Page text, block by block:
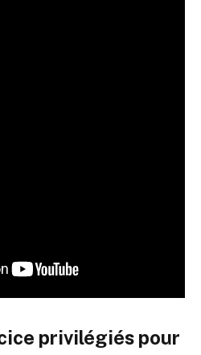
privilégiés pour